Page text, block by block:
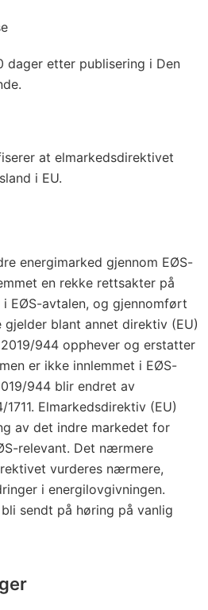
etter publisering i Den
at elmarkedsdirektivet
i EU.
energimarked gjennom EØS-
en rekke rettsakter på
EØS-avtalen, og gjennomført
blant annet direktiv (EU)
944 opphever og erstatter
er ikke innlemmet i EØS-
944 blir endret av
Elmarkedsdirektiv (EU)
av det indre markedet for
relevant. Det nærmere
vurderes nærmere,
i energilovgivningen.
sendt på høring på vanlig